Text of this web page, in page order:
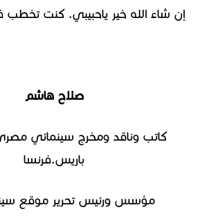
إن شاء الله خير ياحبيبي. كنت
صلاح هاشم
كاتب وناقد ومخرج سينمائي
باريس.فرنسا
مؤسس ورئيس تحرير موقع